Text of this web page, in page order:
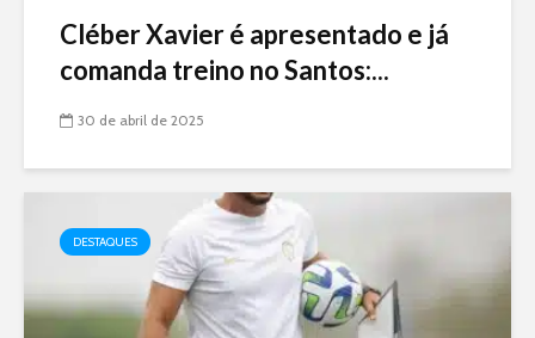
Cléber Xavier é apresentado e já
comanda treino no Santos:...
30 de abril de 2025
DESTAQUES